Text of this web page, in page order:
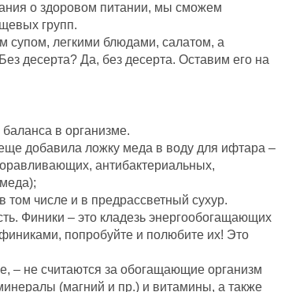
о здоровом питании, мы сможем
групп.
супом, легкими блюдами, салатом, а
десерта? Да, без десерта. Оставим его на
в организме.
добавила ложку меда в воду для ифтара –
антибактериальных,
числе и в предрассветный сухур.
Финики – это кладезь энергообогащающих
попробуйте и полюбите их! Это
– не считаются за обогащающие организм
(магний и пр.) и витамины, а также